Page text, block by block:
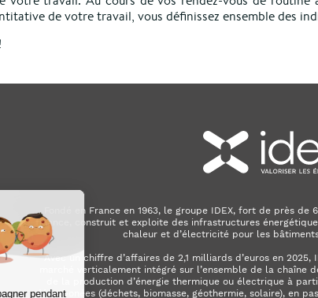
de votre travail, vous définissez ensemble des
Fondé en France en 1963, le groupe IDEX, fort de près
finance, construit et exploite des infrastructures
chaleur et d’électricité pour les
Avec un chiffre d’affaires de 2,1 milliards d’euros en
marché verticalement intégré sur l’ensemble de la chaîne
de la production d’énergie thermique ou électrique à
décarbonées (déchets, biomasse, géothermie, solaire), en